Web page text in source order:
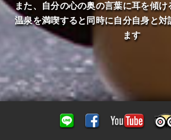
また、自分の心の奥の言葉に耳を傾
温泉を満喫すると同時に自分自身と対
ます